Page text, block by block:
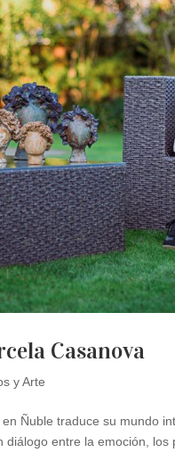
Casanova
y Arte
Ñuble traduce su mundo
entre la emoción,